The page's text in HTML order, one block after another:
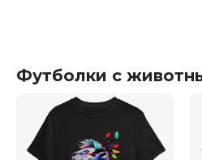
Футболки с